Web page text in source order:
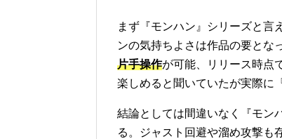
まず『モンハン』シリーズと言
ンの気持ちよさは作品の要とな
片手操作が可能、リリース時点
楽しめると聞いていたが実際に
結論としては間違いなく『モン
る。ジャスト回避や溜め攻撃も